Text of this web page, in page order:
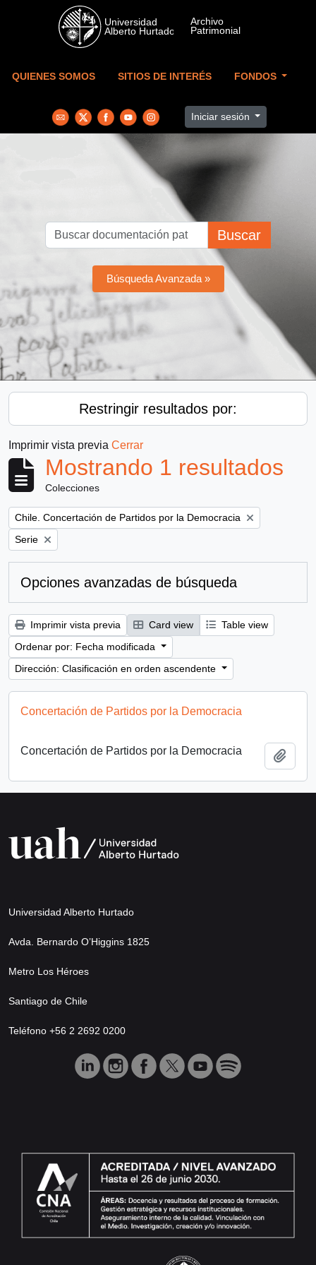
Skip to main content
QUIENES SOMOS SITIOS DE INTERÉS FONDOS
Iniciar sesión
Buscar
Búsqueda Avanzada »
Restringir resultados por:
Imprimir vista previa Cerrar
Mostrando 1 resultados
Colecciones
Remove filter:
Chile. Concertación de Partidos por la Democracia
Remove filter:
Serie
Opciones avanzadas de búsqueda
Imprimir vista previa Card view
Table view
Ordenar por: Fecha modificada
Dirección: Clasificación en orden ascendente
Concertación de Partidos por la Democracia
Concertación de Partidos por la Democracia
Universidad Alberto Hurtado
Avda. Bernardo O’Higgins 1825
Metro Los Héroes
Santiago de Chile
Teléfono +56 2 2692 0200